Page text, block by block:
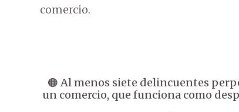
comercio.
🟠 Al menos siete delincuentes
un comercio, que funciona como